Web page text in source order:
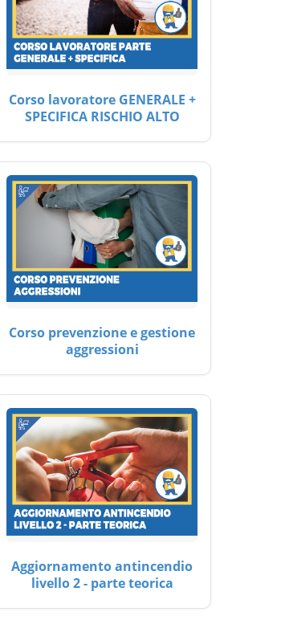
Corso lavoratore GENERALE +
SPECIFICA RISCHIO ALTO
Corso prevenzione e gestione
aggressioni
Aggiornamento antincendio
livello 2 - parte teorica